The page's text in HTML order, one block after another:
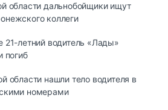
области дальнобойщики ищут
коллеги
21-летний водитель «Лады»
погиб
области нашли тело водителя в
номерами